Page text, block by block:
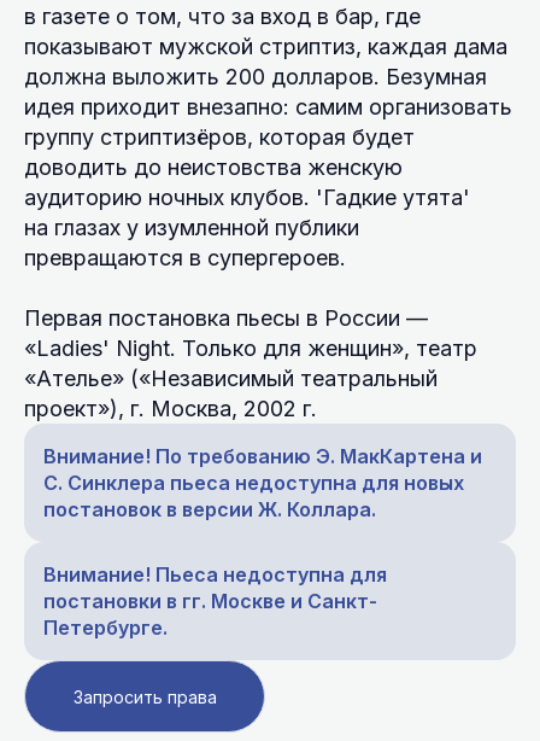
в газете о том, что за вход в бар, где
показывают мужской стриптиз, каждая дама
должна выложить 200 долларов. Безумная
идея приходит внезапно: самим организовать
группу стриптизёров, которая будет
доводить до неистовства женскую
аудиторию ночных клубов. 'Гадкие утята'
на глазах у изумленной публики
превращаются в супергероев.
Первая постановка пьесы в России —
«Ladies' Night. Только для женщин», театр
«Ателье» («Независимый театральный
проект»), г. Москва, 2002 г.
Внимание! По требованию Э. МакКартена и
С. Синклера пьеса недоступна для новых
постановок в версии Ж. Коллара.
Внимание! Пьеса недоступна для
постановки в гг. Москве и Санкт-
Петербурге.
Запросить права